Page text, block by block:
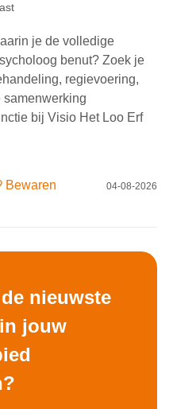
je de volledige
benut? Zoek je
regievoering,
bij Visio Het Loo Erf
Bewaren 04-08-2026
nieuwste
jouw